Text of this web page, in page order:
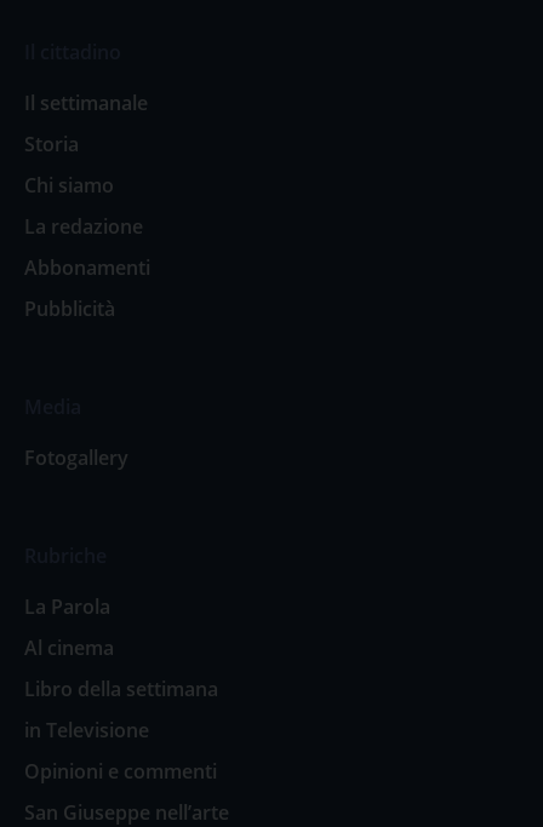
Il settimanale
Storia
Chi siamo
La redazione
Abbonamenti
Pubblicità
Fotogallery
La Parola
Al cinema
Libro della settimana
in Televisione
Opinioni e commenti
San Giuseppe nell’arte